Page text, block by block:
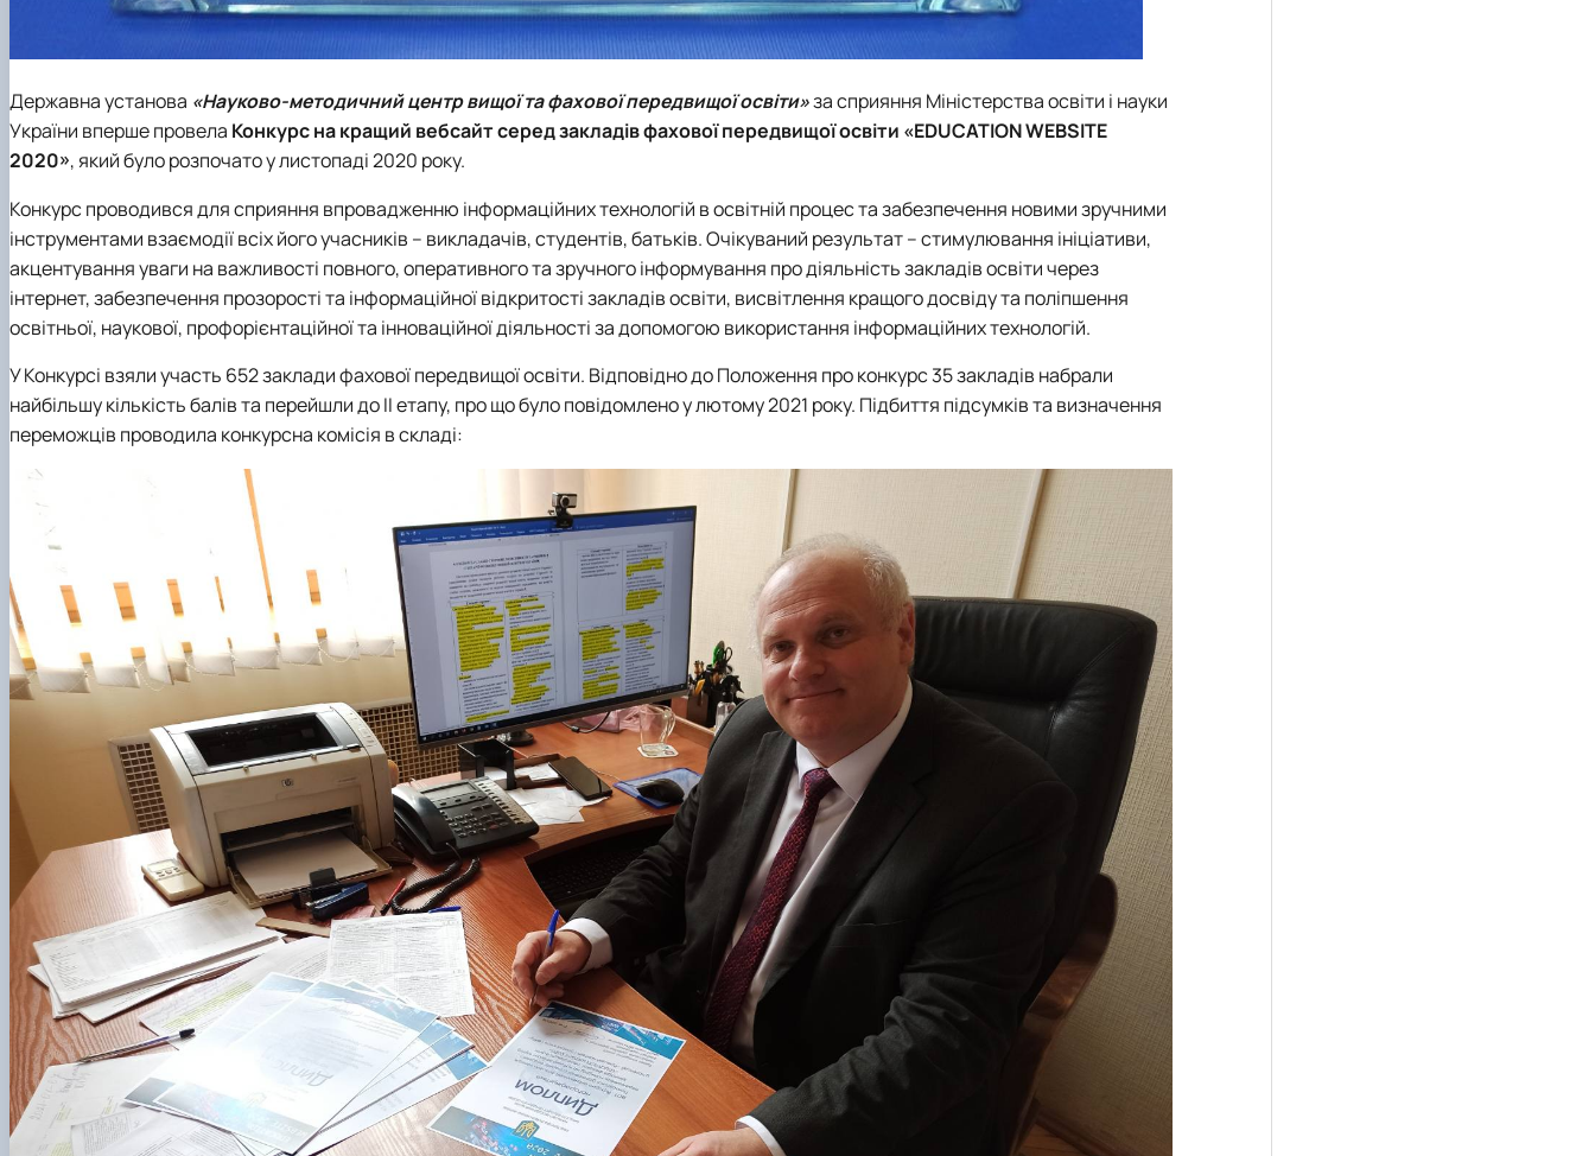
Державна установа «Науково-методичний центр вищої та фахової передвищої освіти»за сприяння Міністерства освіти і науки
України вперше провела Конкурс на кращий вебсайт серед закладів фахової передвищої освіти «EDUCATION WEBSITE
2020», який було розпочато у листопаді 2020 року.
Конкурс проводився для сприяння впровадженню інформаційних технологій в освітній процес та забезпечення новими зручними
інструментами взаємодії всіх його учасників – викладачів, студентів, батьків. Очікуваний результат – стимулювання ініціативи,
акцентування уваги на важливості повного, оперативного та зручного інформування про діяльність закладів освіти через
інтернет, забезпечення прозорості та інформаційної відкритості закладів освіти, висвітлення кращого досвіду та поліпшення
освітньої, наукової, профорієнтаційної та інноваційної діяльності за допомогою використання інформаційних технологій.
У Конкурсі взяли участь 652 заклади фахової передвищої освіти. Відповідно до Положення про конкурс 35 закладів набрали
найбільшу кількість балів та перейшли до ІІ етапу, про що було повідомлено у лютому 2021 року. Підбиття підсумків та визначення
переможців проводила конкурсна комісія в складі: